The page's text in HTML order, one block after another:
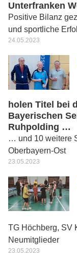
Unterfranken
Positive Bilanz
und sportliche
24.05.2023
holen Titel bei
Bayerischen
Ruhpolding …
… und 10 weitere
Oberbayern-Ost
23.05.2023
TG Höchberg, SV
Neumitglieder
23.05.2023